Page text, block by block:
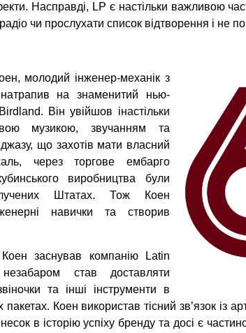
Насправді, LP є настільки важливою
чи прослухати список відтворення і не
молодий інженер-механік з
на знаменитий нью-
Він увійшов інастільки
музикою, звучанням та
що захотів мати власний
через торгове ембарго
виробництва були
Штатах. Тож Коен
навички та створив
заснував компанію Latin
став доставляти
та інші інструменти в
Коен використав тісний зв’язок із
в історію успіху бренду та досі є